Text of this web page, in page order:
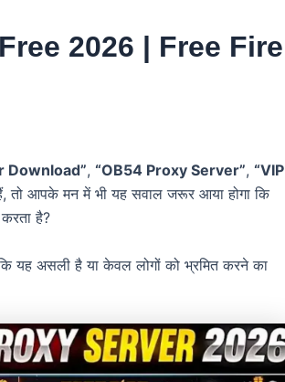
2026 | Free Fire
Download”, “OB54 Proxy Server”, “VIP
तो आपके मन में भी यह सवाल जरूर आया होगा कि
है?
असली है या केवल लोगों को भ्रमित करने का